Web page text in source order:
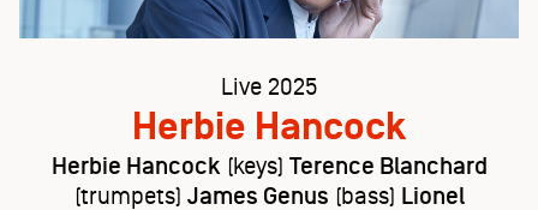
Live 2025
Herbie Hancock
Herbie Hancock (keys) Terence Blanchard
(trumpets) James Genus (bass) Lionel